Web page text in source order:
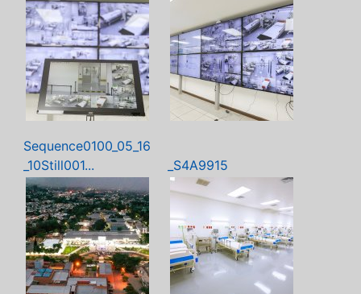
Sequence0100_05_16
_10Still001...
_S4A9915